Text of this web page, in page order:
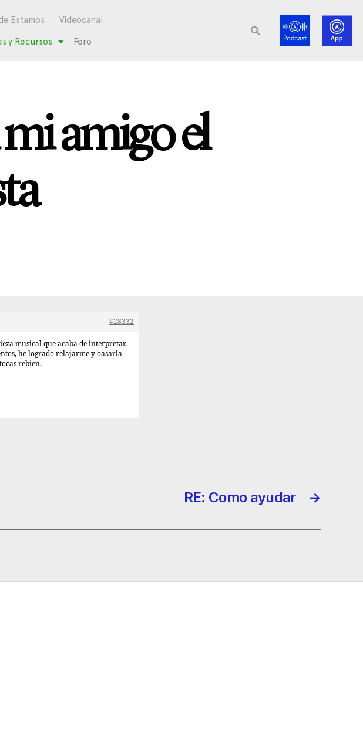
Estamos Videocanal
y Recursos Foro
amigo el
#28332
musical que acaba de interpretar,
he logrado relajarme y oasarla
rebien,
→
RE: Como ayudar